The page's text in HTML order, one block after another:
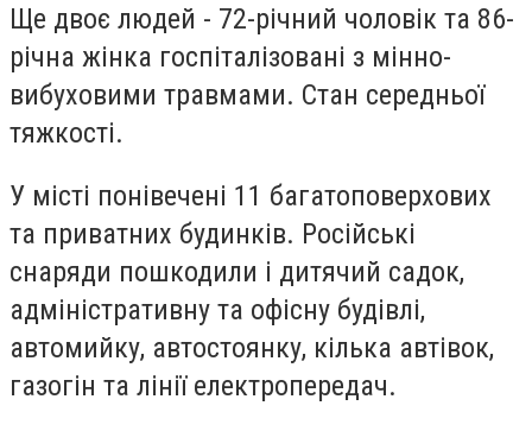
Ще двоє людей - 72-річний чоловік та 86-
річна жінка госпіталізовані з мінно-
вибуховими травмами. Стан середньої
тяжкості.
У місті понівечені 11 багатоповерхових
та приватних будинків. Російські
снаряди пошкодили і дитячий садок,
адміністративну та офісну будівлі,
автомийку, автостоянку, кілька автівок,
газогін та лінії електропередач.